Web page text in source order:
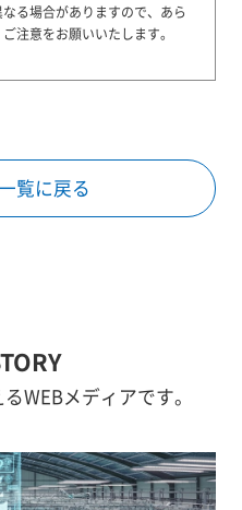
る場合がありますので、あら
注意をお願いいたします。
覧に戻る
WEBメディアです。